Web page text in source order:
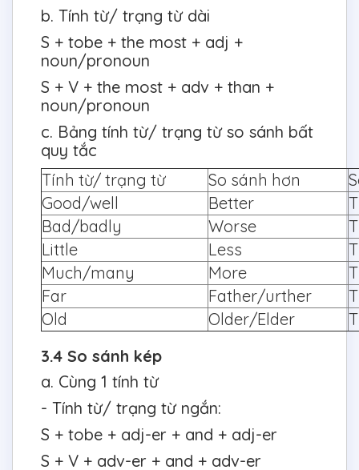
b. Tính từ/ trạng từ dài
S + tobe + the most + adj +
noun/pronoun
S + V + the most + adv + than +
noun/pronoun
c. Bảng tính từ/ trạng từ so sánh bất
quy tắc
Tính từ/ trạng từ
So sánh hơn
Good/well
Better
Bad/badly
Worse
Little
Less
Much/many
More
Far
Father/urther
Old
Older/Elder
3.4 So sánh kép
a. Cùng 1 tính từ
- Tính từ/ trạng từ ngắn:
S + tobe + adj-er + and + adj-er
S + V + adv-er + and + adv-er